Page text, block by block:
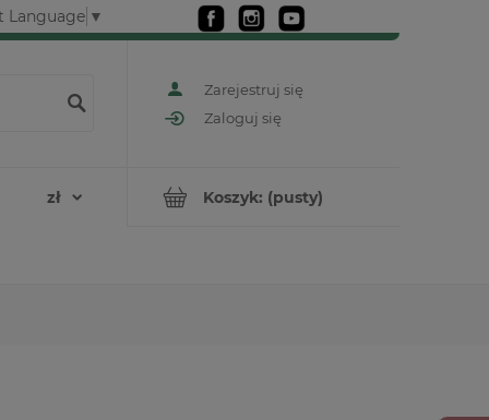
Language ▼
Zarejestruj się
Zaloguj się
Koszyk: (pusty)